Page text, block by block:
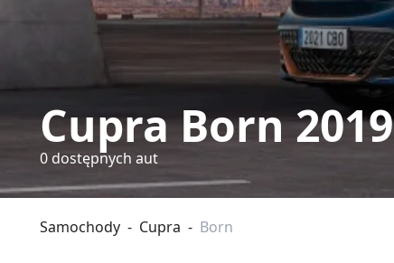
Cupra Born 2019
0 dostępnych aut
Samochody - Cupra - Born